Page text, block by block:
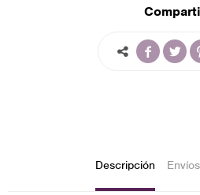
 
Descripción